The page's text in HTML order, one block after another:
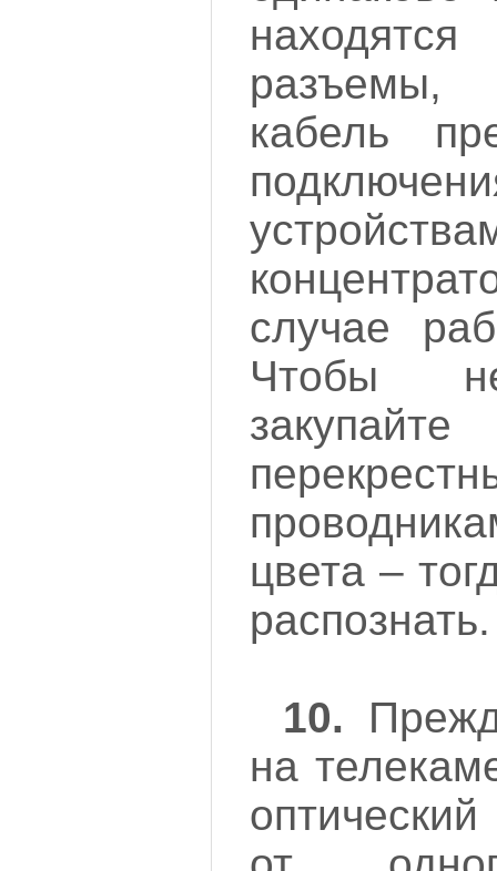
разъемы,
кабель
случае
Чтобы
цвета –
распознать.
10.
на